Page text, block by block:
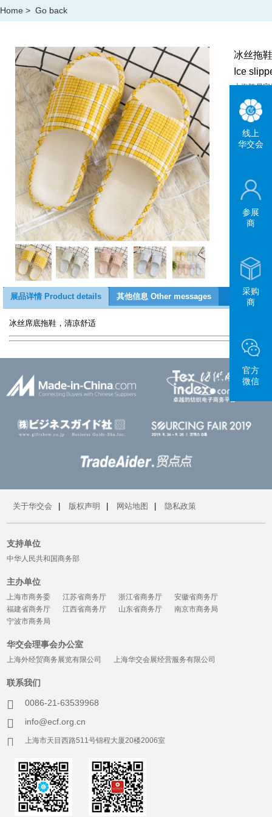
Home > Go back
冰丝拖
Ice
上海随易
展品详情 Product details 其他信息 Other messages
冰丝席底拖鞋，清凉舒适
线上
华交会
参展
商
采购
商
官方
微信
关于华交会 | 版权声明 | 网站地图 | 隐私政策
支持单位
中华人民共和国商务部
主办单位
上海市商务委 江苏省商务厅 浙江省商务厅
安徽省商务厅
福建省商务厅
江西省商务厅 山东省商务厅
南京市商务局
宁波市商务局
华交会理事会办公室
上海外经贸商务展览有限公司 上海华交会展经营服务有限公司
联系我们
0086-21-63539968
info@ecf.org.cn
上海市天目西路511号锦程大厦20楼2006室